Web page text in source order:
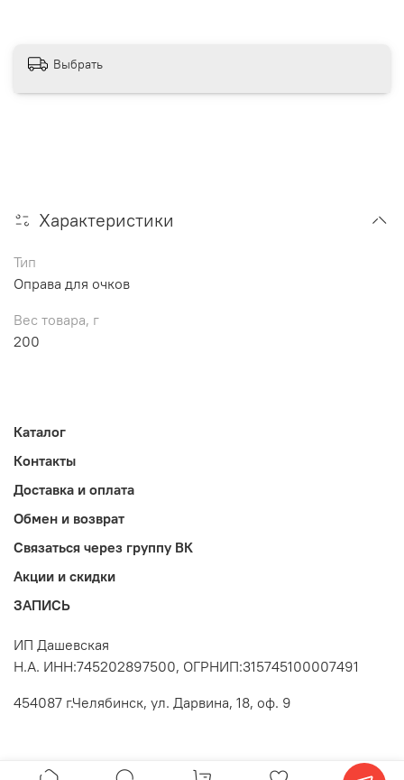
Выбрать
Характеристики
Тип
Оправа для очков
Вес товара, г
200
Каталог
Контакты
Доставка и оплата
Обмен и возврат
Связаться через группу ВК
Акции и скидки
ЗАПИСЬ
ИП Дашевская
Н.А. ИНН:745202897500, ОГРНИП:315745100007491
454087 г.Челябинск, ул. Дарвина, 18, оф. 9